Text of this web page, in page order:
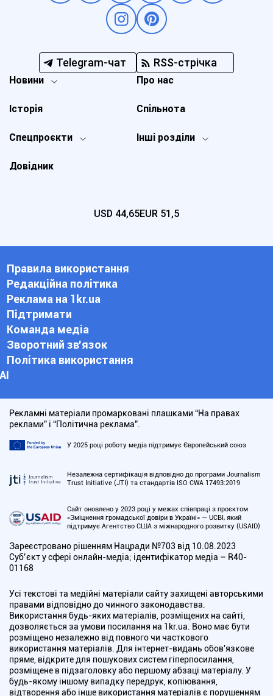
Telegram-чат RSS-стрічка
Новини
Спецпроєкти Інші розділи
Історія
Про нас
Довідник
Спільнота
USD 44,65EUR 51,5
Правила використання
Редакційна політика
Реклама на 1kr.ua
Підтримати
Команда медіа
Зворотний зв'язок
Політика використання
АІ
Рекламні матеріали промарковані плашками “На правах
реклами” і “Політична реклама”.
У 2025 році роботу медіа підтримує Європейський союз
Незалежна сертифікація відповідно до програми Journalism
Trust Initiative (JTI) та стандартів ISO CWA 17493:2019
Сайт оновлено у 2023 році у межах співпраці з проєктом
«Зміцнення громадської довіри в Україні» — UCBI, який
підтримує Агентство США з міжнародного розвитку (USAID)
Зареєстровано рішенням Нацради №703 від 10.08.2023
Cуб’єкт у сфері онлайн-медіа; ідентифікатор медіа – R40-
01168
Усі текстові та медійні матеріали сайту захищені авторськими
правами відповідно до чинного законодавства.
Використання будь-яких матеріалів, розміщених на сайті,
дозволяється за умови посилання на 1kr.ua. Воно має бути
розміщено незалежно від повного чи часткового
використання матеріалів. Для інтернет-видань обов'язкове
пряме, відкрите для пошукових систем гіперпосилання,
розміщене в підзаголовку або першому абзаці матеріалу. У
будь-якому іншому випадку передрук, копіювання,
відтворення або інше використання матеріалів є порушенням